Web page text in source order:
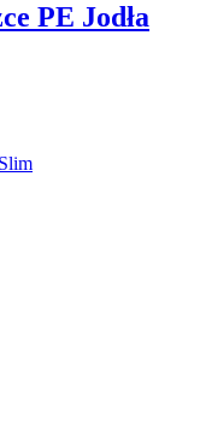
PE Jodła